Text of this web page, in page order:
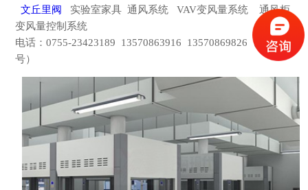
文丘里阀
实验室家具 通风系统
VAV变风量系统 通风柜
变风量控制系统
电话： 0755-23423189 13570863916 13570869826（微信同
号）